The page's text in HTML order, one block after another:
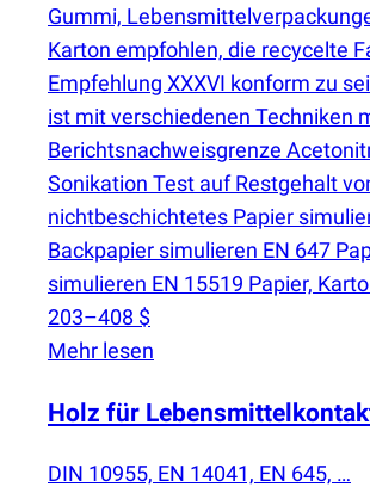
Gummi,
Karton empfohlen, die recycelte
Empfehlung XXXVI konform zu
ist mit verschiedenen Techniken
Berichtsnachweisgrenze
Sonikation Test auf Restgehalt
nichtbeschichtetes Papier
Backpapier simulieren EN 647
simulieren EN 15519 Papier,
203–408 $
Mehr lesen
Holz für
DIN 10955, EN 14041, EN 645, …